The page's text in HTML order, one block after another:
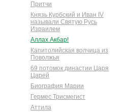
Притчи
Князь Курбский и Иван IV
называли Святую Русь
Израилем
Аллах Акбар!
Капитолийская волчица из
Поволжья
69 потомок династии Царя
Царей
Биография Марии
Гермес Трисмегист
Аттила